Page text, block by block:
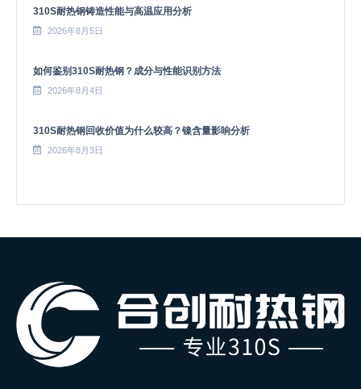
310S耐热钢铸造性能与高温应用分析
2026年8月5日
如何鉴别310S耐热钢？成分与性能识别方法
2026年8月4日
310S耐热钢回收价值为什么较高？镍含量影响分析
2026年8月3日